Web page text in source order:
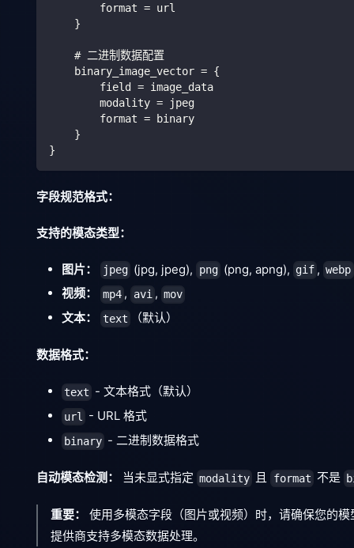
        format = url
    }
    # 二进制数据配置
    binary_image_vector = {
        field = image_data
        modality = jpeg
        format = binary
    }
}
字段规范格式：
支持的模态类型：
图片： jpeg (jpg, jpeg), png (png, apng), gif , webp
视频：
mp4 , avi , mov
文本： text （默认）
数据格式：
text - 文本格式（默认）
url - URL 格式
binary - 二进制数据格式
自动模态检测： 当未显式指定 modality 且 format 不是
重要：
使用多模态字段（图片或视频）时，请确保您的
提供商支持多模态数据处理。